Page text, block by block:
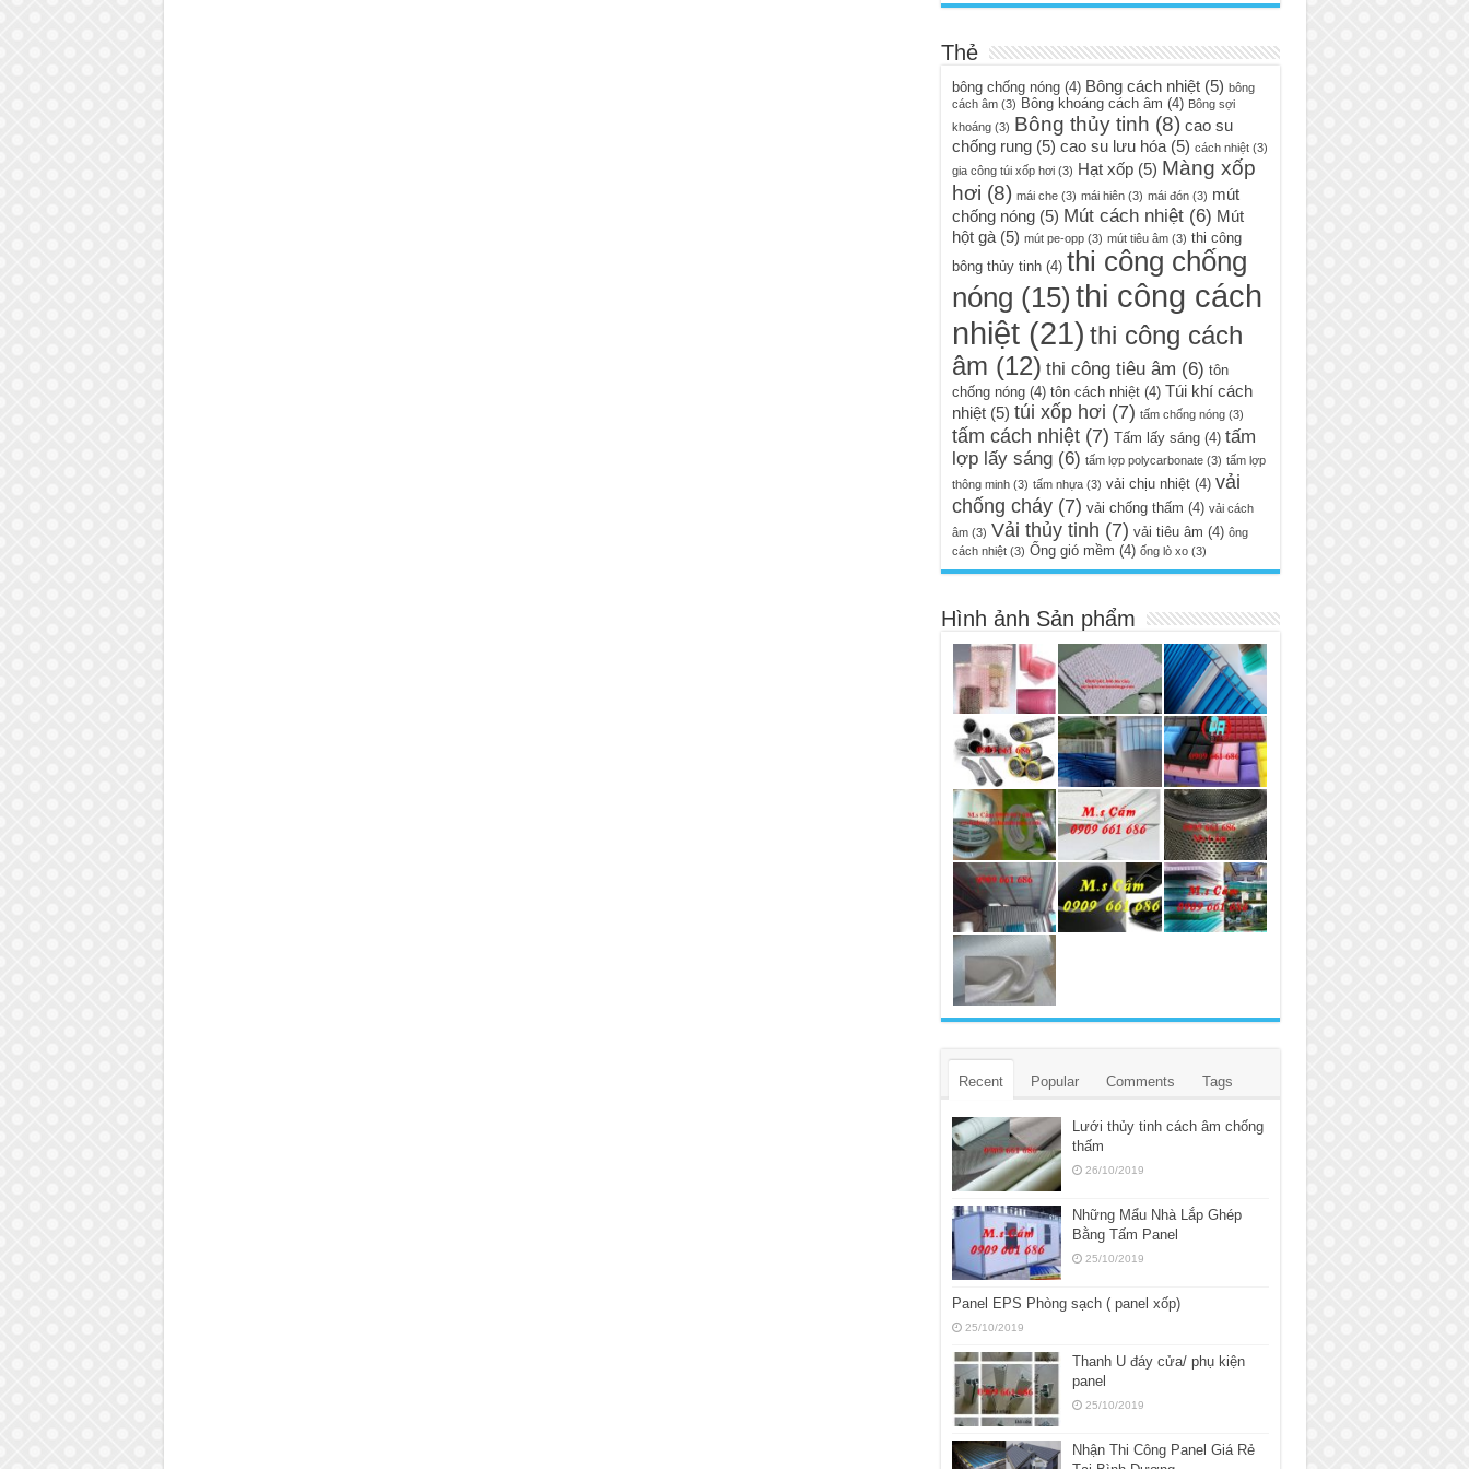
Thẻ
bông chống nóng(4) Bông cách nhiệt(5) bông
cách âm(3) Bông khoáng cách âm (4) Bông sợi
khoáng(3) Bông thủy tinh (8) cao su
chống rung(5) cao su lưu hóa(5) cách nhiệt(3)
gia công túi xốp hơi(3) Hạt xốp(5) Màng xốp
hơi (8) mái che(3) mái hiên(3) mái đón(3) mút
chống nóng(5) Mút cách nhiệt(6) Mút
hột gà(5) mút pe-opp(3) mút tiêu âm(3) thi công
bông thủy tinh(4) thi công chống
nóng (15) thi công cách
nhiệt(21) thi công cách
âm (12) thi công tiêu âm (6) tôn
chống nóng(4) tôn cách nhiệt(4) Túi khí cách
nhiệt(5) túi xốp hơi (7) tấm chống nóng(3)
tấm cách nhiệt(7) Tấm lấy sáng(4) tấm
lợp lấy sáng(6) tấm lợp polycarbonate(3) tấm lợp
thông minh(3) tấm nhựa(3) vải chịu nhiệt(4) vải
chống cháy(7) vải chống thấm (4) vải cách
âm(3) Vải thủy tinh (7) vải tiêu âm (4) ông
cách nhiệt(3) Ống gió mềm (4) ống lò xo(3)
Hình ảnh Sản phẩm
Recent Popular Comments Tags
Lưới thủy tinh cách âm chống
thấm
26/10/2019
Những Mẩu Nhà Lắp Ghép
Bằng Tấm Panel
25/10/2019
Panel EPS Phòng sạch ( panel xốp)
25/10/2019
Thanh U đáy cửa/ phụ kiện
panel
25/10/2019
Nhận Thi Công Panel Giá Rẻ